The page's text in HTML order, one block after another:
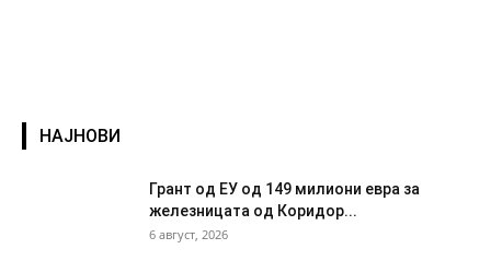
НАЈНОВИ
Грант од ЕУ од 149 милиони евра за
железницата од Коридор...
6 август, 2026